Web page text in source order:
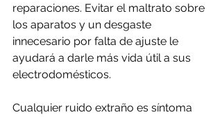
reparaciones. Evitar el maltrato sobre
los aparatos y un desgaste
innecesario por falta de ajuste le
ayudará a darle más vida útil a sus
electrodomésticos.
Cualquier ruido extraño es síntoma